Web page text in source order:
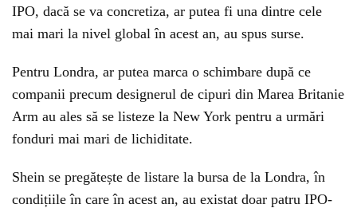
IPO, dacă se va concretiza, ar putea fi una dintre cele
mai mari la nivel global în acest an, au spus surse.
Pentru Londra, ar putea marca o schimbare după ce
companii precum designerul de cipuri din Marea Britanie
Arm au ales să se listeze la New York pentru a urmări
fonduri mai mari de lichiditate.
Shein se pregătește de listare la bursa de la Londra, în
condițiile în care în acest an, au existat doar patru IPO-